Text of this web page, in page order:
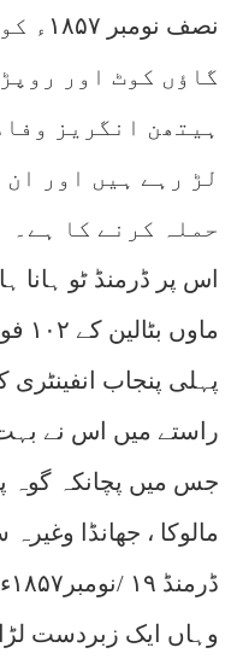
نصف
گاؤں کوٹ اور
ہیتھن انگریز
لڑ رہے ہیں اور
حملہ کرنے کا ہے۔
اس پر ڈرمنڈ ٹو
پہلی پنجاب انفینٹری
راستے میں اس نے
جس میں پچانکہ گوہ
مالوکا ، جھانڈا
وہاں ایک زبردست